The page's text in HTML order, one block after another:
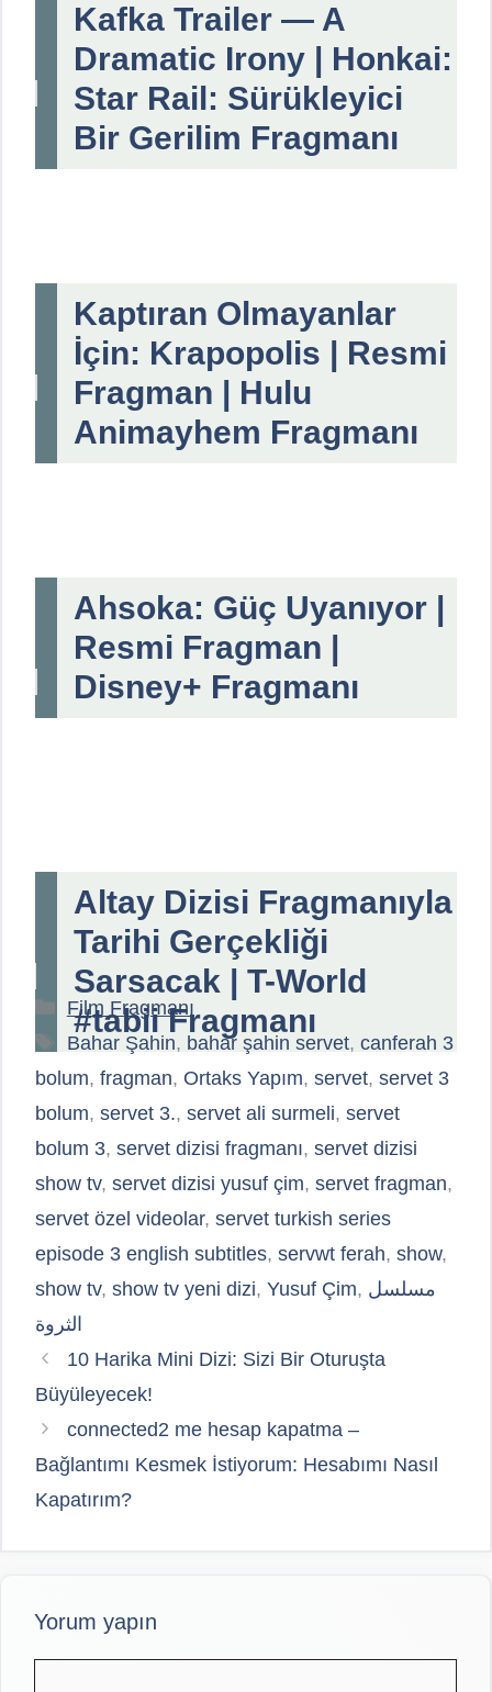
Kafka Trailer — A
Dramatic Irony | Honkai:
Star Rail: Sürükleyici
Bir Gerilim Fragmanı
Kaptıran Olmayanlar
İçin: Krapopolis | Resmi
Fragman | Hulu
Animayhem Fragmanı
Ahsoka: Güç Uyanıyor |
Resmi Fragman |
Disney+ Fragmanı
Altay Dizisi Fragmanıyla
Tarihi Gerçekliği
Sarsacak | T-World
#tabii Fragmanı
Kategoriler
Film Fragmanı
Etiketler
Bahar Şahin, bahar şahin servet, canferah 3
bolum, fragman, Ortaks Yapım, servet, servet 3
bolum, servet 3., servet ali surmeli, servet
bolum 3, servet dizisi fragmanı, servet dizisi
show tv, servet dizisi yusuf çim, servet fragman,
servet özel videolar, servet turkish series
episode 3 english subtitles, servwt ferah, show,
show tv, show tv yeni dizi, Yusuf Çim, مسلسل
الثروة
10 Harika Mini Dizi: Sizi Bir Oturuşta
Büyüleyecek!
connected2 me hesap kapatma –
Bağlantımı Kesmek İstiyorum: Hesabımı Nasıl
Kapatırım?
Yorum yapın